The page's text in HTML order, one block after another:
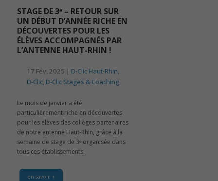
STAGE DE 3ᵉ – RETOUR SUR
UN DÉBUT D’ANNÉE RICHE EN
DÉCOUVERTES POUR LES
ÉLÈVES ACCOMPAGNÉS PAR
L’ANTENNE HAUT-RHIN !
17 Fév, 2025 | D-Clic Haut-Rhin,
D-Clic, D-Clic Stages & Coaching
Le mois de janvier a été
particulièrement riche en découvertes
pour les élèves des collèges partenaires
de notre antenne Haut-Rhin, grâce à la
semaine de stage de 3ᵉ organisée dans
tous ces établissements.
en savoir +